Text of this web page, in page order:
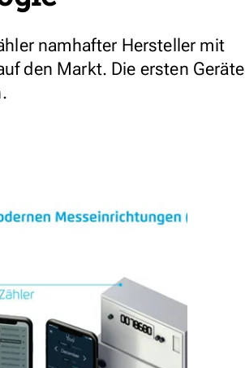
namhafter Hersteller mit
den Markt. Die ersten Geräte